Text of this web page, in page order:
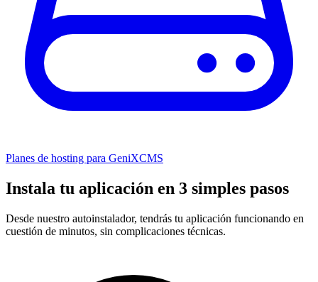
Planes de hosting para GeniXCMS
Instala tu aplicación en 3 simples pasos
Desde nuestro autoinstalador, tendrás tu aplicación funcionando en
cuestión de minutos, sin complicaciones técnicas.